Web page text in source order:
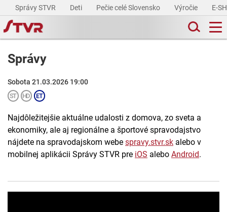
Správy STVR Deti Pečie celé Slovensko Výročie E-
Správy
Sobota 21.03.2026 19:00
Najdôležitejšie aktuálne udalosti z domova, zo sveta a
ekonomiky, ale aj regionálne a športové spravodajstvo
nájdete na spravodajskom webe spravy.stvr.sk alebo v
mobilnej aplikácii Správy STVR pre iOS alebo Android.